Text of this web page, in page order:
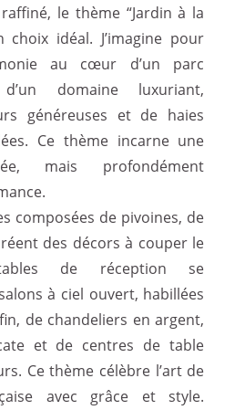
le thème “Jardin à la
choix idéal. J’imagine pour
au cœur d’un parc
domaine luxuriant,
généreuses et de haies
Ce thème incarne une
mais profondément
composées de pivoines, de
des décors à couper le
de réception se
à ciel ouvert, habillées
de chandeliers en argent,
et de centres de table
Ce thème célèbre l’art de
avec grâce et style.